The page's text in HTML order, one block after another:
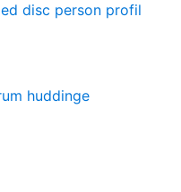
disc person profil
huddinge